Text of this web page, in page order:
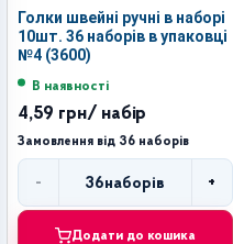
Голки швейні ручні в наборі
10шт. 36 наборів в упаковці
№4 (3600)
В наявності
4,59 грн/ набір
Замовлення від 36 наборів
-
Кількість
36наборів +
Додати до кошика